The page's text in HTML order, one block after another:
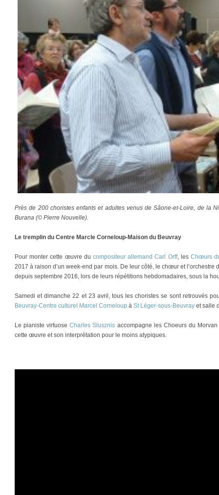
Près de 200 choristes enfants et adultes venus de Sâone-et-Loire, de la
Burana (© Pierre Nouvelle).
Le tremplin du Centre Marcle Corneloup-Maison du Beuvray
Pour monter cette œuvre ducompositeur allemand Carl Orff, lesChœurs
2017 à raison d’un week-end par mois. De leur côté, le chœur et
depuis septembre 2016, lors de leurs répétitions hebdomadaires, sous la
Samedi et dimanche 22 et 23 avril, tous les choristes se sont retrouvés
Beuvray-Centre culturel Marcel Corneloup à St Léger-sous-Beuvray et salle
Le pianiste virtuoseCharles Slusznis accompagne les Choeurs du
cette œuvre et son interprétation pour le moins atypiques.